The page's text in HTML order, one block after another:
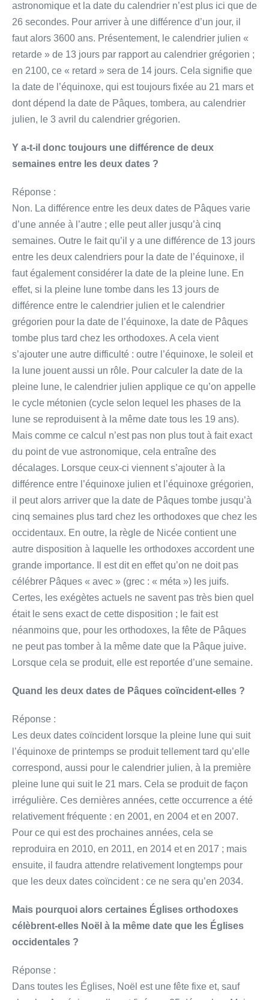
astronomique et la date du calendrier n’est plus ici que de
26 secondes. Pour arriver à une différence d’un jour, il
faut alors 3600 ans. Présentement, le calendrier julien «
retarde » de 13 jours par rapport au calendrier grégorien ;
en 2100, ce « retard » sera de 14 jours. Cela signifie que
la date de l’équinoxe, qui est toujours fixée au 21 mars et
dont dépend la date de Pâques, tombera, au calendrier
julien, le 3 avril du calendrier grégorien.
Y a-t-il donc toujours une différence de deux
semaines entre les deux dates ?
Réponse :
Non. La différence entre les deux dates de Pâques varie
d’une année à l’autre ; elle peut aller jusqu’à cinq
semaines. Outre le fait qu’il y a une différence de 13 jours
entre les deux calendriers pour la date de l’équinoxe, il
faut également considérer la date de la pleine lune. En
effet, si la pleine lune tombe dans les 13 jours de
différence entre le calendrier julien et le calendrier
grégorien pour la date de l’équinoxe, la date de Pâques
tombe plus tard chez les orthodoxes. A cela vient
s’ajouter une autre difficulté : outre l’équinoxe, le soleil et
la lune jouent aussi un rôle. Pour calculer la date de la
pleine lune, le calendrier julien applique ce qu’on appelle
le cycle métonien (cycle selon lequel les phases de la
lune se reproduisent à la même date tous les 19 ans).
Mais comme ce calcul n’est pas non plus tout à fait exact
du point de vue astronomique, cela entraîne des
décalages. Lorsque ceux-ci viennent s’ajouter à la
différence entre l’équinoxe julien et l’équinoxe grégorien,
il peut alors arriver que la date de Pâques tombe jusqu’à
cinq semaines plus tard chez les orthodoxes que chez les
occidentaux. En outre, la règle de Nicée contient une
autre disposition à laquelle les orthodoxes accordent une
grande importance. Il est dit en effet qu’on ne doit pas
célébrer Pâques « avec » (grec : « méta ») les juifs.
Certes, les exégètes actuels ne savent pas très bien quel
était le sens exact de cette disposition ; le fait est
néanmoins que, pour les orthodoxes, la fête de Pâques
ne peut pas tomber à la même date que la Pâque juive.
Lorsque cela se produit, elle est reportée d’une semaine.
Quand les deux dates de Pâques coïncident-elles ?
Réponse :
Les deux dates coïncident lorsque la pleine lune qui suit
l’équinoxe de printemps se produit tellement tard qu’elle
correspond, aussi pour le calendrier julien, à la première
pleine lune qui suit le 21 mars. Cela se produit de façon
irrégulière. Ces dernières années, cette occurrence a été
relativement fréquente : en 2001, en 2004 et en 2007.
Pour ce qui est des prochaines années, cela se
reproduira en 2010, en 2011, en 2014 et en 2017 ; mais
ensuite, il faudra attendre relativement longtemps pour
que les deux dates coïncident : ce ne sera qu’en 2034.
Mais pourquoi alors certaines Églises orthodoxes
célèbrent-elles Noël à la même date que les Églises
occidentales ?
Réponse :
Dans toutes les Églises, Noël est une fête fixe et, sauf